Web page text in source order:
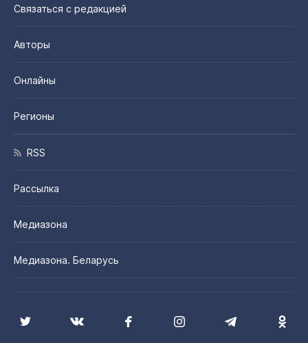
Связаться с редакцией
Авторы
Онлайны
Регионы
RSS
Рассылка
Медиазона
Медиазона. Беларусь